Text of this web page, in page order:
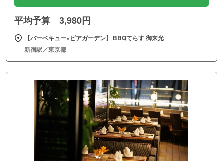
平均予算 3,980円
【バーベキュー×ビアガーデン】 BBQてらす 御来光
新宿駅／東京都